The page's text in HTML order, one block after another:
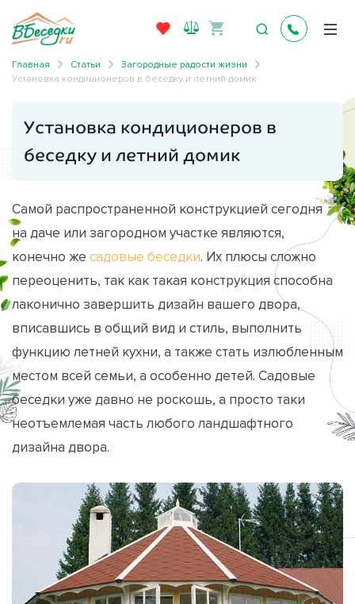
Главная Статьи
Загородные радости жизни
Установка кондиционеров в беседку и летний домик
Установка кондиционеров в
беседку и летний домик
Самой распространенной конструкцией сегодня
на даче или загородном участке являются,
конечно же садовые беседки . Их плюсы сложно
переоценить, так как такая конструкция способна
лаконично завершить дизайн вашего двора,
вписавшись в общий вид и стиль, выполнить
функцию летней кухни, а также стать излюбленным
местом всей семьи, а особенно детей. Садовые
беседки уже давно не роскошь, а просто таки
неотъемлемая часть любого ландшафтного
дизайна двора.